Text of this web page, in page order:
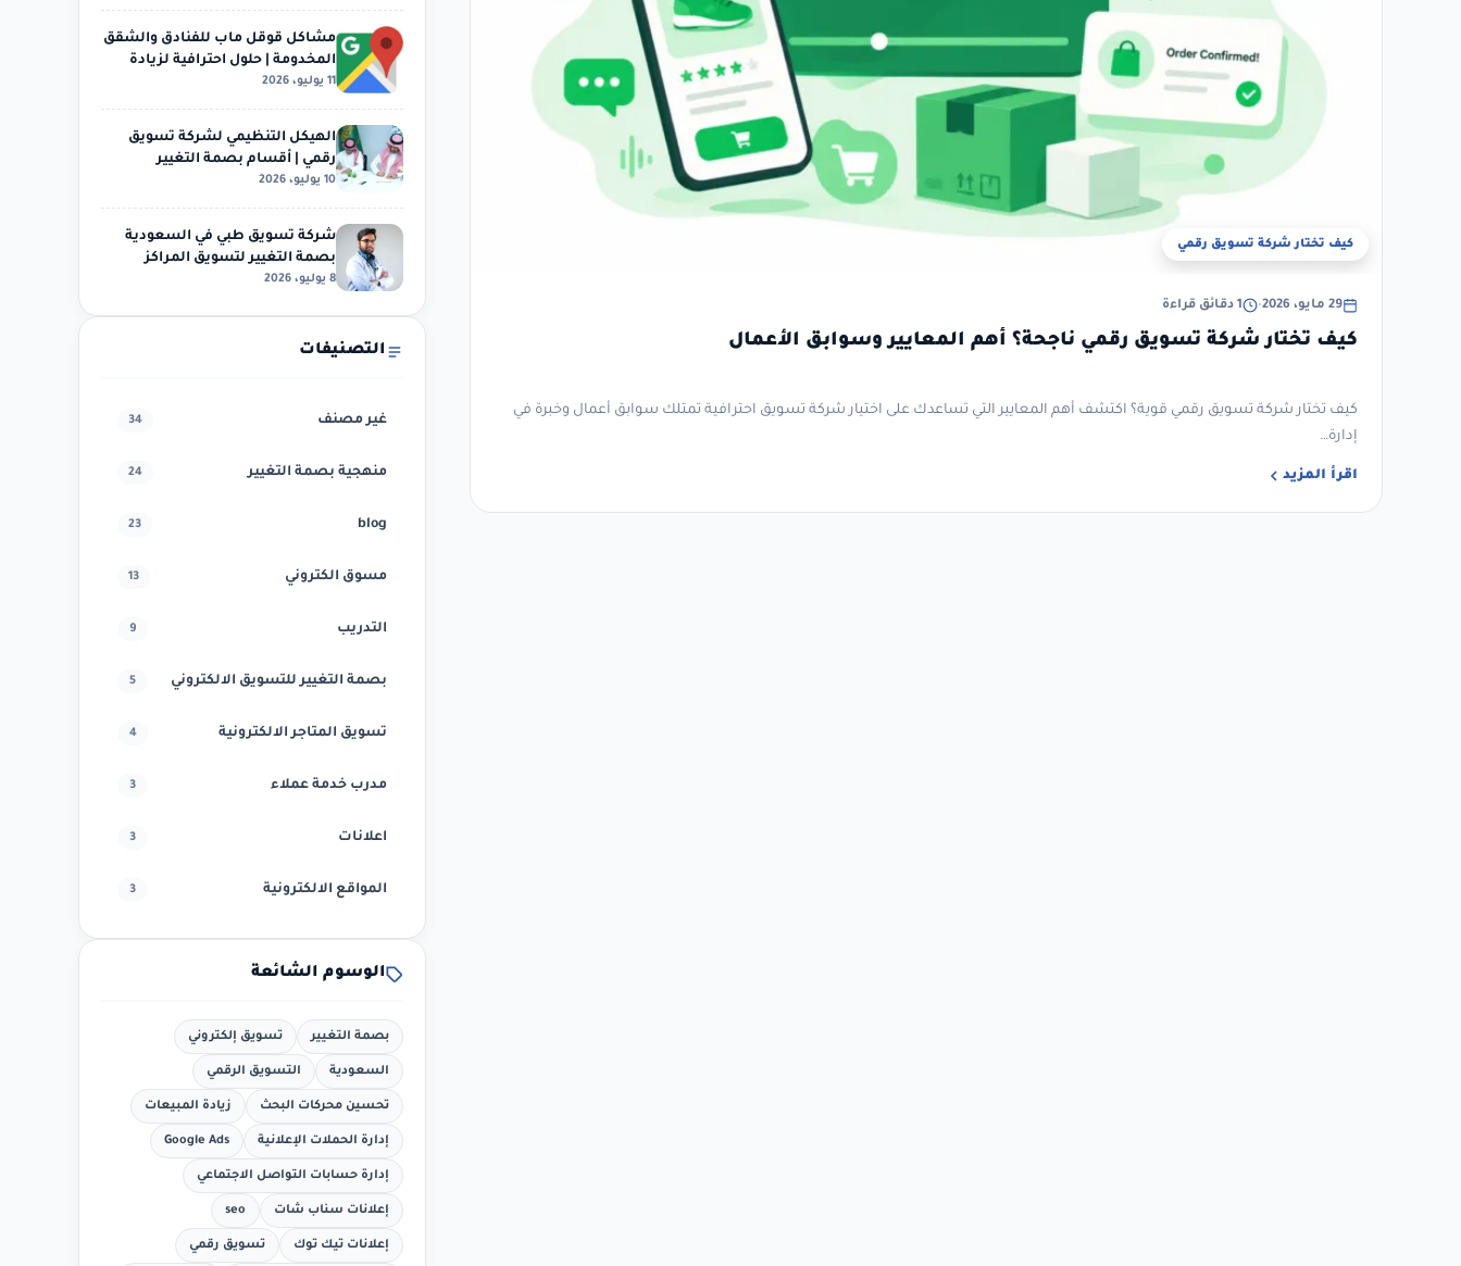
كيف تختار شركة تسويق رقمي
29 مايو، 2026 • 1 دقائق قراءة
كيف تختار شركة تسويق رقمي ناجحة؟ أهم المعايير وسوابق الأعمال
كيف تختار شركة تسويق رقمي قوية؟ اكتشف أهم المعايير التي تساعدك على اختيار شركة تسويق احترافية تمتلك سوابق أعمال وخبرة في
إدارة…
اقرأ المزيد
مشاكل قوقل ماب للفنادق والشقق
المخدومة | حلول احترافية لزيادة
الظهور والحجوزات
11 يوليو، 2026
الهيكل التنظيمي لشركة تسويق
رقمي | أقسام بصمة التغيير
وخدمات التسويق الإلكتروني…
10 يوليو، 2026
شركة تسويق طبي في السعودية
بصمة التغيير لتسويق المراكز
الطبية وعيادات الأسنان…
8 يوليو، 2026
التصنيفات
غير مصنف 34
منهجية بصمة التغيير 24
blog
23
مسوق الكتروني 13
التدريب 9
بصمة التغيير للتسويق الالكتروني 5
تسويق المتاجر الالكترونية 4
مدرب خدمة عملاء 3
اعلانات 3
المواقع الالكترونية 3
الوسوم الشائعة
بصمة التغيير تسويق إلكتروني
السعودية التسويق الرقمي
تحسين محركات البحث زيادة المبيعات
إدارة الحملات الإعلانية Google Ads
إدارة حسابات التواصل الاجتماعي
إعلانات سناب شات seo
إعلانات تيك توك تسويق رقمي